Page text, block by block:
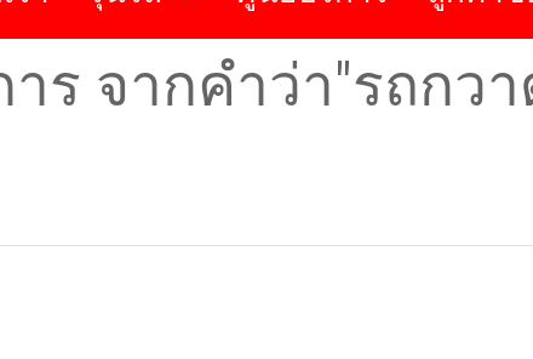
ร จากคำว่า"รถกว